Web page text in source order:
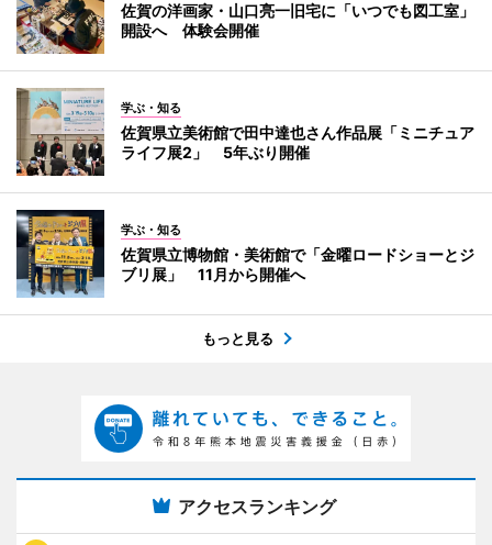
佐賀の洋画家・山口亮一旧宅に「いつでも図工室」
開設へ 体験会開催
学ぶ・知る
佐賀県立美術館で田中達也さん作品展「ミニチュア
ライフ展2」 5年ぶり開催
学ぶ・知る
佐賀県立博物館・美術館で「金曜ロードショーとジ
ブリ展」 11月から開催へ
もっと見る
アクセスランキング